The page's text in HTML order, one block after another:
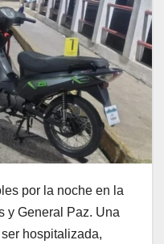
por la noche en la
y General Paz. Una
hospitalizada,